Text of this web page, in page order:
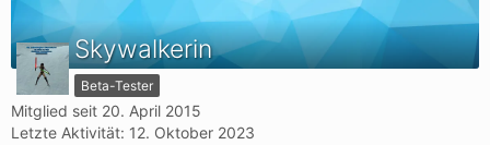
Skywalkerin
Beta-Tester
Mitglied seit 20. April 2015
Letzte Aktivität: 12. Oktober 2023